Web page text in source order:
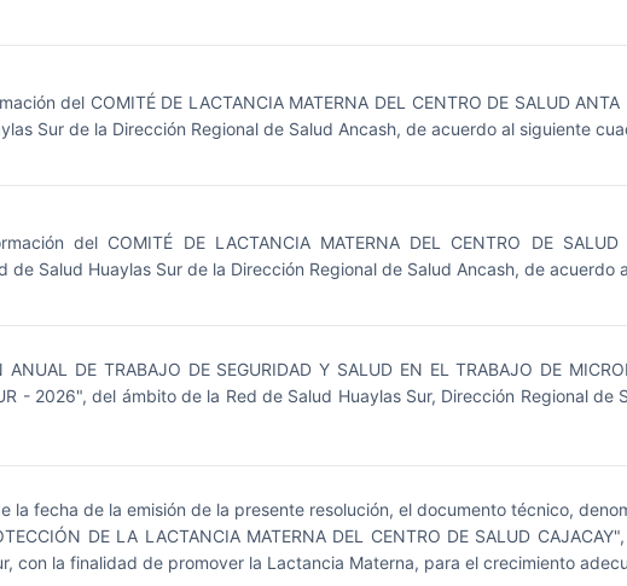
del COMITÉ DE LACTANCIA MATERNA DEL CENTRO DE SALUD
Sur de la Dirección Regional de Salud Ancash, de acuerdo al siguiente
del COMITÉ DE LACTANCIA MATERNA DEL CENTRO DE
de Salud Huaylas Sur de la Dirección Regional de Salud Ancash, de acuerdo
ANUAL DE TRABAJO DE SEGURIDAD Y SALUD EN EL TRABAJO DE
- 2026", del ámbito de la Red de Salud Huaylas Sur, Dirección Regional de
la fecha de la emisión de la presente resolución, el documento técnico,
DE LA LACTANCIA MATERNA DEL CENTRO DE SALUD
con la finalidad de promover la Lactancia Materna, para el crecimiento